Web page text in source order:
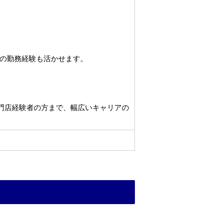
務経験も活かせます。
店経験者の方まで、幅広いキャリアの